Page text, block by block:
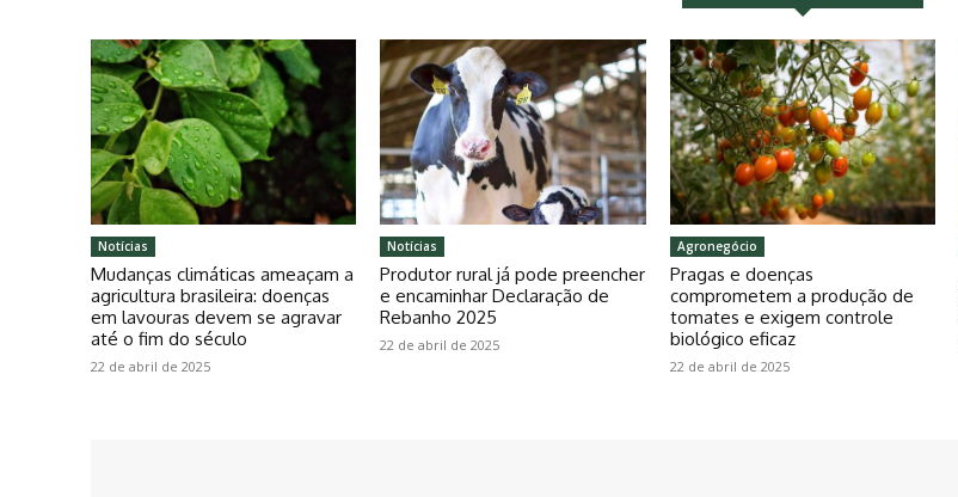
Notícias
Mudanças climáticas ameaçam a
agricultura brasileira: doenças
em lavouras devem se agravar
até o fim do século
22 de abril de 2025
Notícias
Produtor rural já pode preencher
e encaminhar Declaração de
Rebanho 2025
22 de abril de 2025
Agronegócio
Pragas e doenças
comprometem a produção de
tomates e exigem controle
biológico eficaz
22 de abril de 2025